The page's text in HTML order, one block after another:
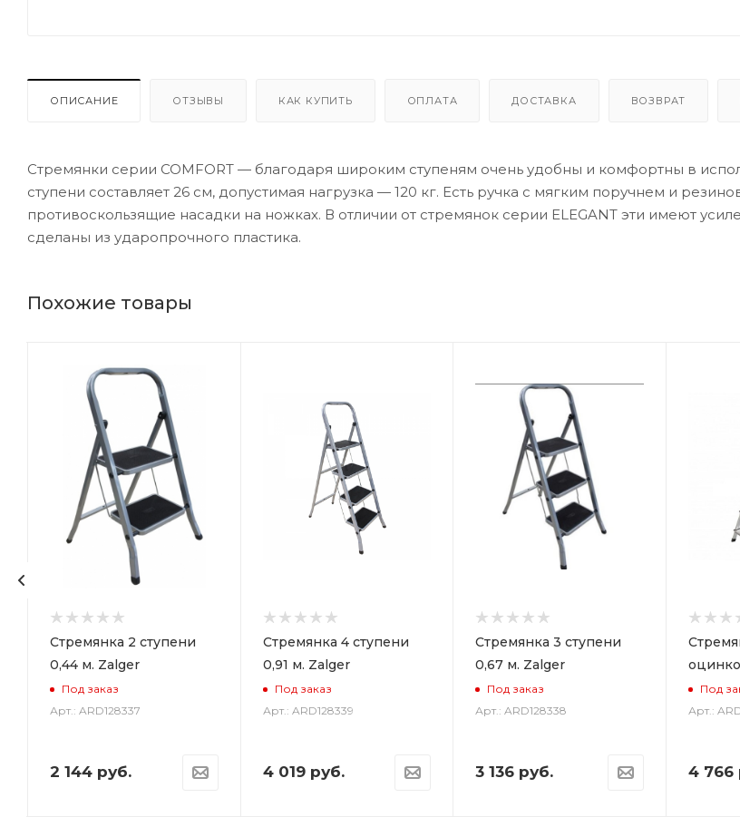
ОПИСАНИЕ ОТЗЫВЫ КАК КУПИТЬ ОПЛАТА ДОСТАВКА ВОЗВРАТ
Стремянки серии COMFORT — благодаря широким ступеням очень удобны и комфортны в
ступени составляет 26 см, допустимая нагрузка — 120 кг. Есть ручка с мягким поручнем и
противоскользящие насадки на ножках. В отличии от стремянок серии ELEGANT эти имеют
сделаны из ударопрочного пластика.
Похожие товары
Стремянка 2 ступени
0,44 м. Zalger
Под заказ
Арт.: ARD128337
2 144руб.
Стремянка 4 ступени
0,91 м. Zalger
Под заказ
Арт.: ARD128339
4 019руб.
Стремянка 3 ступени
0,67 м. Zalger
Под заказ
Арт.: ARD128338
3 136 руб.
Под
Арт.:
4 766